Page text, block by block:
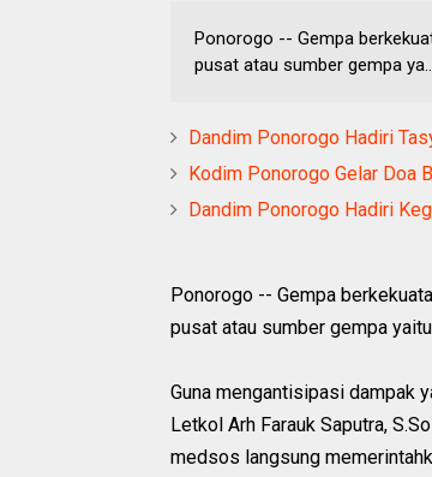
Ponorogo -- Gempa
pusat atau sumber gempa
Dandim Ponorogo Hadiri
Kodim Ponorogo Gelar Doa
Dandim Ponorogo Hadiri
Ponorogo -- Gempa
pusat atau sumber gempa
Guna mengantisipasi dampak
Letkol Arh Farauk Saputra,
medsos langsung